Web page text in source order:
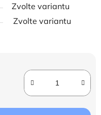
Zvolte variantu
Zvolte variantu